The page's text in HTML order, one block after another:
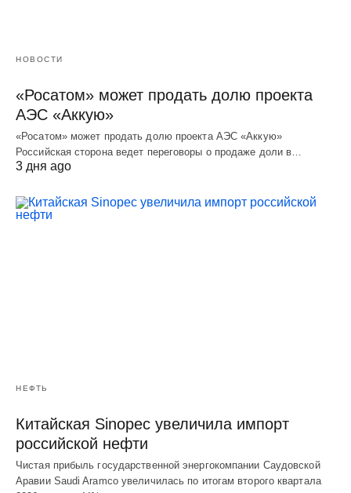
НОВОСТИ
«Росатом» может продать долю проекта
АЭС «Аккую»
«Росатом» может продать долю проекта АЭС «Аккую»
Российская сторона ведет переговоры о продаже доли в…
3 дня ago
НЕФТЬ
Китайская Sinopec увеличила импорт
российской нефти
Чистая прибыль государственной энергокомпании Саудовской
Аравии Saudi Aramco увеличилась по итогам второго квартала